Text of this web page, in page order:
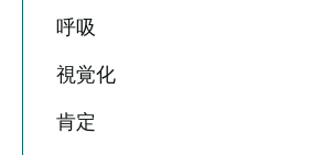
呼吸
視覚化
肯定